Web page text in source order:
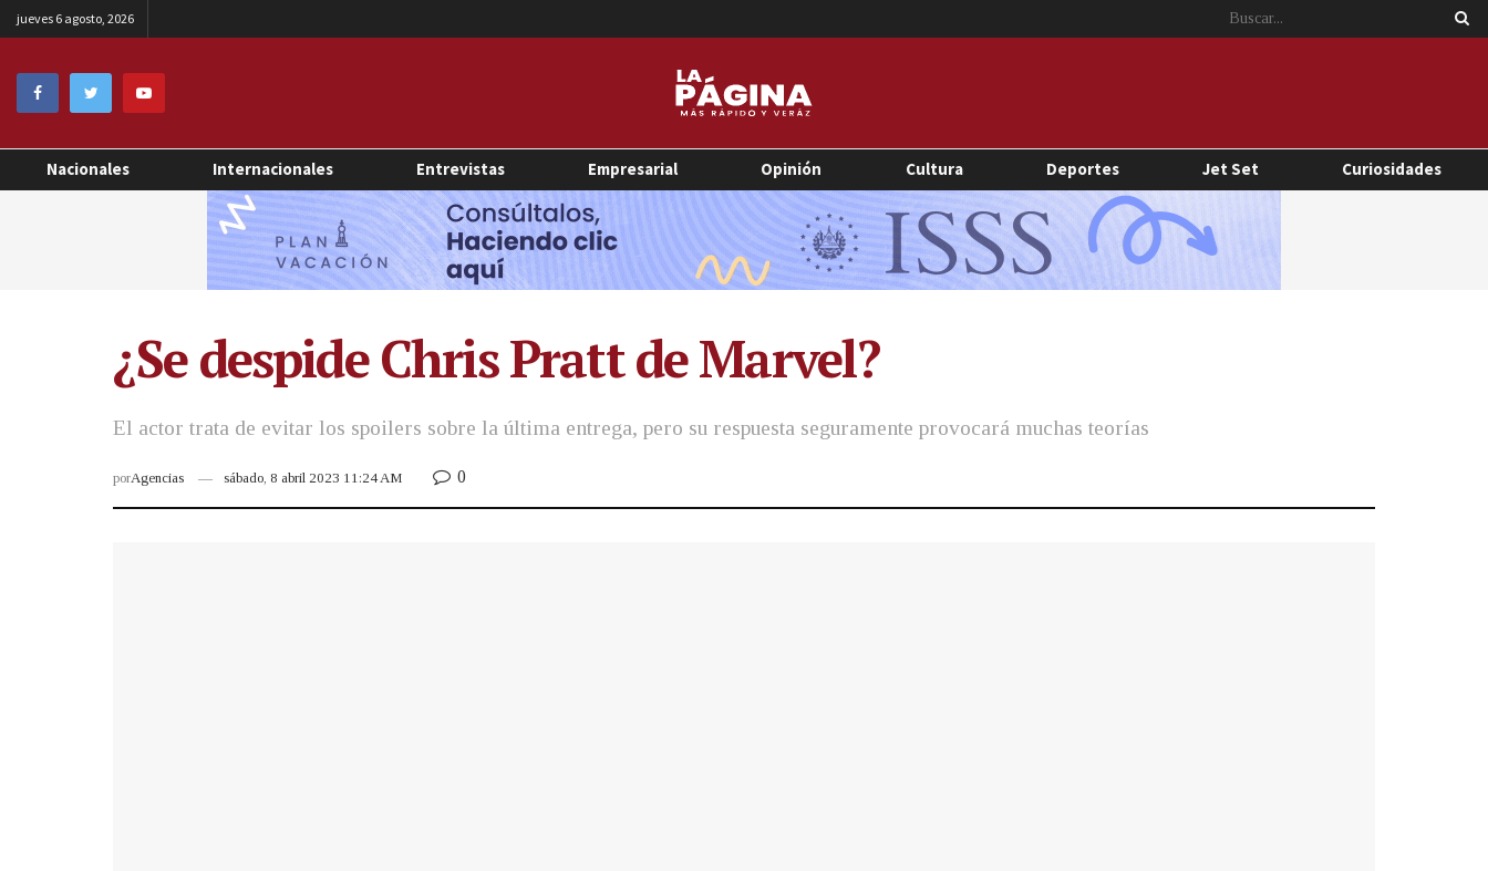
jueves 6 agosto, 2026
Nacionales Internacionales Entrevistas Empresarial Opinión Cultura Deportes Jet Set Curiosidades
¿Se despide Chris Pratt de Marvel?
El actor trata de evitar los spoilers sobre la última entrega, pero su respuesta seguramente provocará muchas teorías
porAgencias sábado, 8 abril 2023 11:24 AM 0